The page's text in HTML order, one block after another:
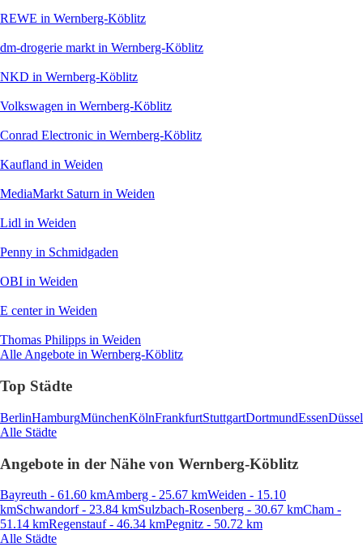
REWE in Wernberg-Köblitz
dm-drogerie markt in Wernberg-Köblitz
NKD in Wernberg-Köblitz
Volkswagen in Wernberg-Köblitz
Conrad Electronic in Wernberg-Köblitz
Kaufland in Weiden
MediaMarkt Saturn in Weiden
Lidl in Weiden
Penny in Schmidgaden
OBI in Weiden
E centerin Weiden
Thomas Philipps in Weiden
Alle Angebote in Wernberg-Köblitz
Top Städte
BerlinHamburgMünchenKölnFrankfurtStuttgartDortmundEssen
Alle Städte
Angebote in der Nähe von Wernberg-Köblitz
Bayreuth - 61.60 kmAmberg - 25.67 kmWeiden - 15.10
kmSchwandorf - 23.84 kmSulzbach-Rosenberg - 30.67 kmCham -
51.14 kmRegenstauf - 46.34 kmPegnitz - 50.72 km
Alle Städte